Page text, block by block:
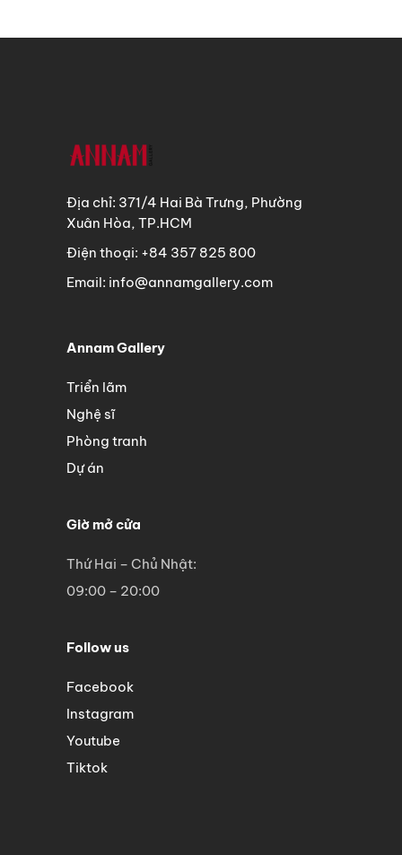
Địa chỉ: 371/4 Hai Bà Trưng, Phường
Xuân Hòa, TP.HCM
Điện thoại: +84 357 825 800
Email: info@annamgallery.com
Annam Gallery
Triển lãm
Nghệ sĩ
Phòng tranh
Dự án
Giờ mở cửa
Thứ Hai – Chủ Nhật:
09:00 – 20:00
Follow us
Facebook
Instagram
Youtube
Tiktok